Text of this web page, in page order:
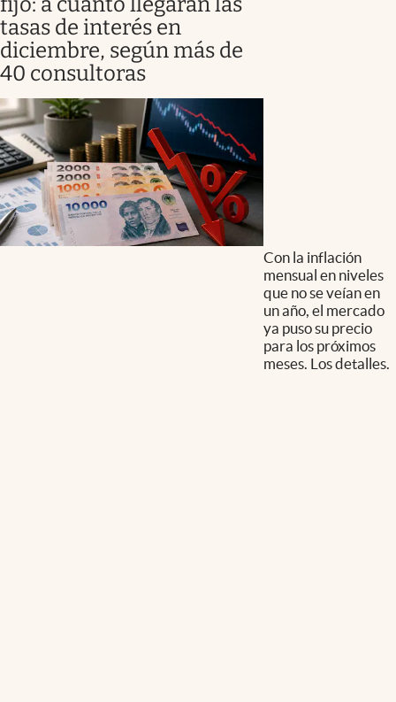
tasas de interés en
diciembre, según más de
40 consultoras
Con la inflación
mensual en niveles
que no se veían en
un año, el mercado
ya puso su precio
para los próximos
meses. Los detalles.